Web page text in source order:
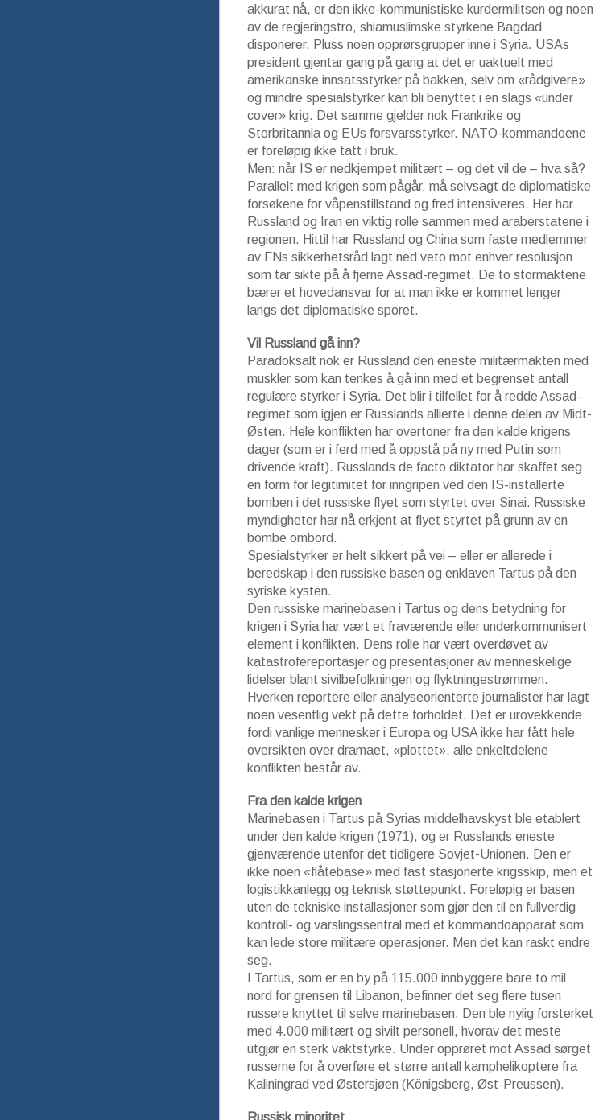
akkurat nå, er den ikke-kommunistiske kurdermilitsen og noen
av de regjeringstro, shiamuslimske styrkene Bagdad
disponerer. Pluss noen opprørsgrupper inne i Syria. USAs
president gjentar gang på gang at det er uaktuelt med
amerikanske innsatsstyrker på bakken, selv om «rådgivere»
og mindre spesialstyrker kan bli benyttet i en slags «under
cover» krig. Det samme gjelder nok Frankrike og
Storbritannia og EUs forsvarsstyrker. NATO-kommandoene
er foreløpig ikke tatt i bruk.
Men: når IS er nedkjempet militært – og det vil de – hva så?
Parallelt med krigen som pågår, må selvsagt de diplomatiske
forsøkene for våpenstillstand og fred intensiveres. Her har
Russland og Iran en viktig rolle sammen med araberstatene i
regionen. Hittil har Russland og China som faste medlemmer
av FNs sikkerhetsråd lagt ned veto mot enhver resolusjon
som tar sikte på å fjerne Assad-regimet. De to stormaktene
bærer et hovedansvar for at man ikke er kommet lenger
langs det diplomatiske sporet.
Vil Russland gå inn?
Paradoksalt nok er Russland den eneste militærmakten med
muskler som kan tenkes å gå inn med et begrenset antall
regulære styrker i Syria. Det blir i tilfellet for å redde Assad-
regimet som igjen er Russlands allierte i denne delen av Midt-
Østen. Hele konflikten har overtoner fra den kalde krigens
dager (som er i ferd med å oppstå på ny med Putin som
drivende kraft). Russlands de facto diktator har skaffet seg
en form for legitimitet for inngripen ved den IS-installerte
bomben i det russiske flyet som styrtet over Sinai. Russiske
myndigheter har nå erkjent at flyet styrtet på grunn av en
bombe ombord.
Spesialstyrker er helt sikkert på vei – eller er allerede i
beredskap i den russiske basen og enklaven Tartus på den
syriske kysten.
Den russiske marinebasen i Tartus og dens betydning for
krigen i Syria har vært et fraværende eller underkommunisert
element i konflikten. Dens rolle har vært overdøvet av
katastrofereportasjer og presentasjoner av menneskelige
lidelser blant sivilbefolkningen og flyktningestrømmen.
Hverken reportere eller analyseorienterte journalister har lagt
noen vesentlig vekt på dette forholdet. Det er urovekkende
fordi vanlige mennesker i Europa og USA ikke har fått hele
oversikten over dramaet, «plottet», alle enkeltdelene
konflikten består av.
Fra den kalde krigen
Marinebasen i Tartus på Syrias middelhavskyst ble etablert
under den kalde krigen (1971), og er Russlands eneste
gjenværende utenfor det tidligere Sovjet-Unionen. Den er
ikke noen «flåtebase» med fast stasjonerte krigsskip, men et
logistikkanlegg og teknisk støttepunkt. Foreløpig er basen
uten de tekniske installasjoner som gjør den til en fullverdig
kontroll- og varslingssentral med et kommandoapparat som
kan lede store militære operasjoner. Men det kan raskt endre
seg.
I Tartus, som er en by på 115.000 innbyggere bare to mil
nord for grensen til Libanon, befinner det seg flere tusen
russere knyttet til selve marinebasen. Den ble nylig forsterket
med 4.000 militært og sivilt personell, hvorav det meste
utgjør en sterk vaktstyrke. Under opprøret mot Assad sørget
russerne for å overføre et større antall kamphelikoptere fra
Kaliningrad ved Østersjøen (Königsberg, Øst-Preussen).